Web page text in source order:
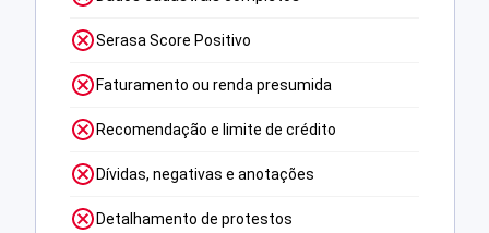
Serasa Score Positivo
Faturamento ou renda presumida
Recomendação e limite de crédito
Dívidas, negativas e anotações
Detalhamento de protestos